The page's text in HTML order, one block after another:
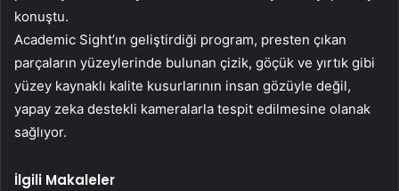
konuştu.
Academic Sight’ın geliştirdiği program, presten çıkan
parçaların yüzeylerinde bulunan çizik, göçük ve yırtık gibi
yüzey kaynaklı kalite kusurlarının insan gözüyle değil,
yapay zeka destekli kameralarla tespit edilmesine olanak
sağlıyor.
İlgili Makaleler